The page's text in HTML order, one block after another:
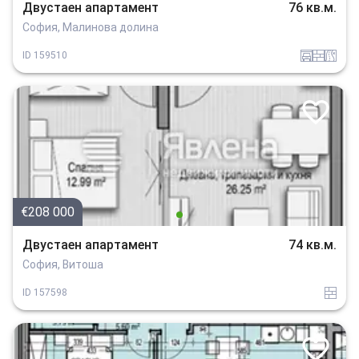
Двустаен апартамент 76 кв.м.
София, Малинова долина
ID 159510 garajtuhla v_blizost_do_asfaltiran_put
€208 000
Двустаен апартамент 74 кв.м.
София, Витоша
ID 157598 tuhla